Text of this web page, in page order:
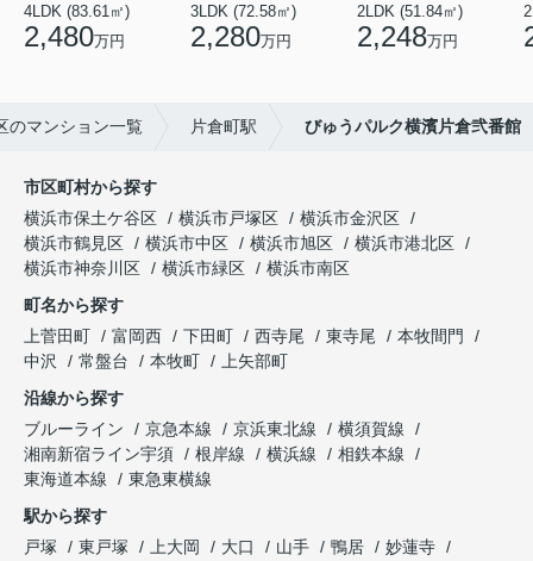
4LDK (83.61㎡)
2,480万円
3LDK (72.58㎡)
2,280万円
2LDK (51.84㎡)
2,248万円
のマンション一覧 片倉町駅 びゅうパルク横濱片倉弐番館
市区町村から探す
横浜市保土ケ谷区
横浜市戸塚区
横浜市金沢区
横浜市鶴見区
横浜市中区 横浜市旭区
横浜市港北区
横浜市神奈川区
横浜市緑区
横浜市南区
町名から探す
上菅田町
富岡西 下田町 西寺尾 東寺尾
本牧間門
中沢
常盤台 本牧町
上矢部町
沿線から探す
ブルーライン
京急本線 京浜東北線
横須賀線
湘南新宿ライン宇須
根岸線 横浜線
相鉄本線
東海道本線
東急東横線
駅から探す
戸塚
東戸塚 上大岡 大口 山手 鴨居
妙蓮寺